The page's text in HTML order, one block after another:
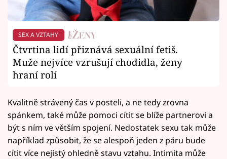
SEX A VZTAHY
Čtvrtina lidí přiznává sexuální fetiš.
Muže nejvíce vzrušují chodidla, ženy
hraní rolí
Kvalitně strávený čas v posteli, a ne tedy zrovna
spánkem, také může pomoci cítit se blíže partnerovi a
být s ním ve větším spojení. Nedostatek sexu tak může
například způsobit, že se alespoň jeden z páru bude
cítit více nejistý ohledně stavu vztahu. Intimita může